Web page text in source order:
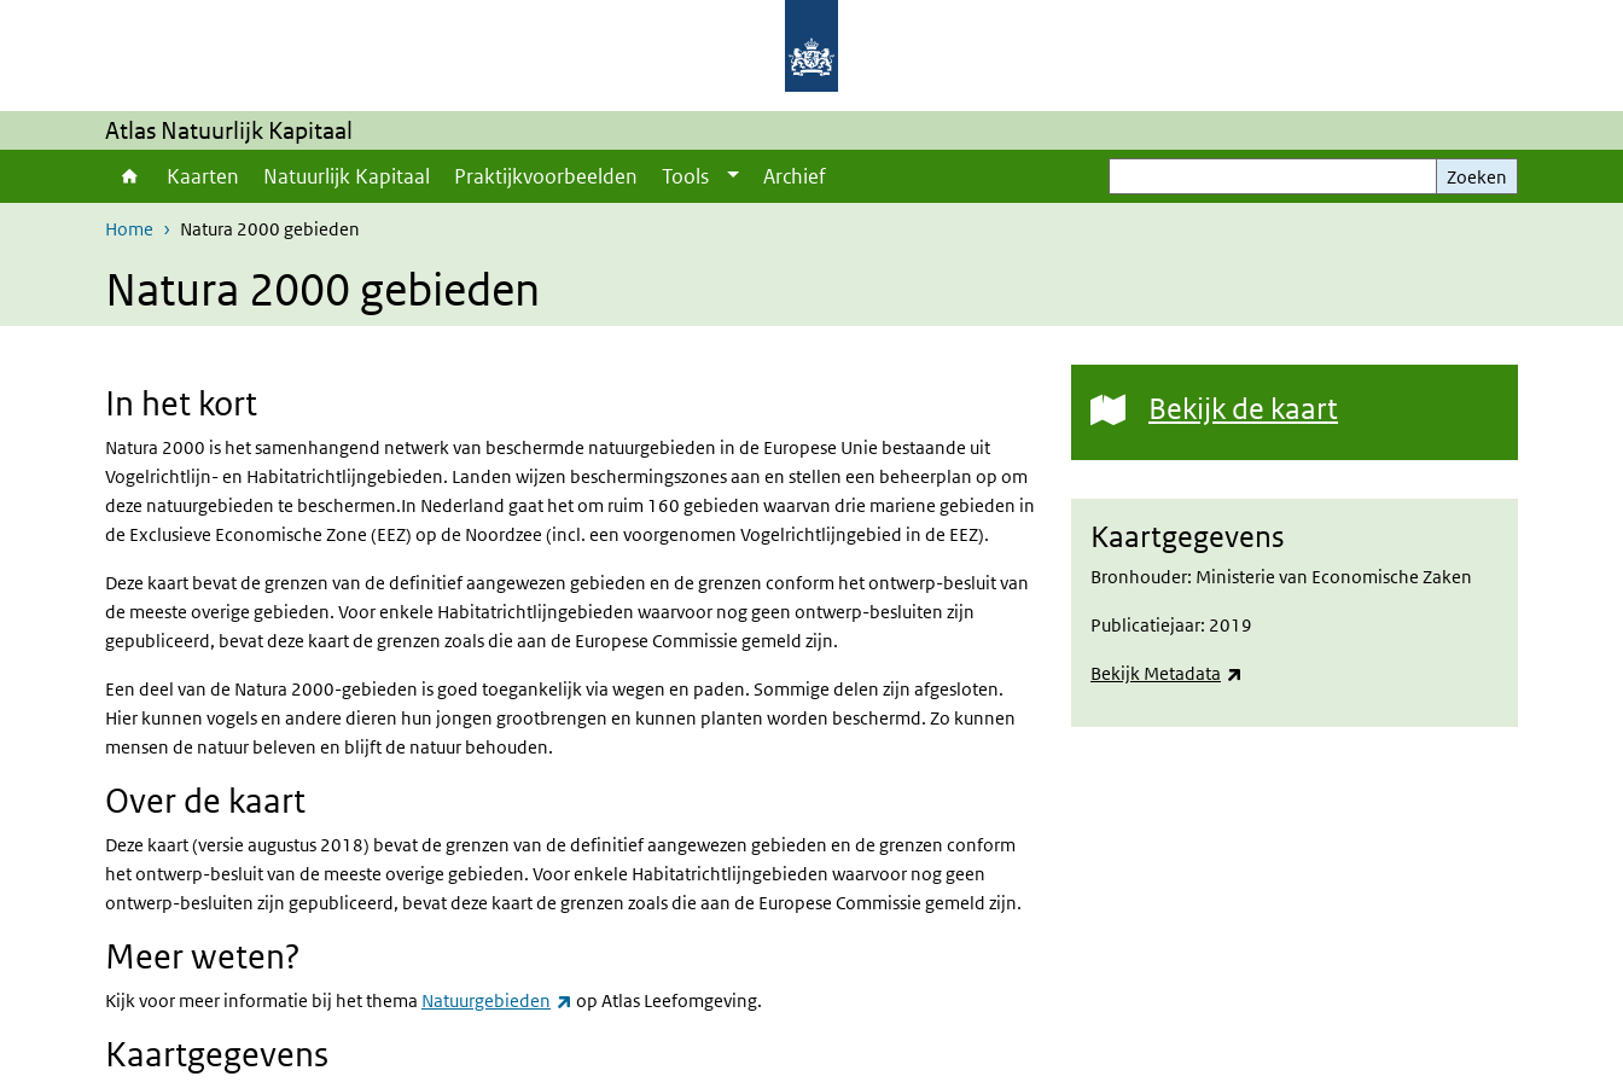
Atlas Natuurlijk Kapitaal
Kaarten Natuurlijk Kapitaal Praktijkvoorbeelden Tools Archief
Zoeken
Zoeken
Home Natura 2000 gebieden
Natura 2000 gebieden
In het kort
Natura 2000 is het samenhangend netwerk van beschermde natuurgebieden in de Europese Unie bestaande uit
Vogelrichtlijn- en Habitatrichtlijngebieden. Landen wijzen beschermingszones aan en stellen een beheerplan op om
deze natuurgebieden te beschermen.In Nederland gaat het om ruim 160 gebieden waarvan drie mariene gebieden in
de Exclusieve Economische Zone (EEZ) op de Noordzee (incl. een voorgenomen Vogelrichtlijngebied in de EEZ).
Deze kaart bevat de grenzen van de definitief aangewezen gebieden en de grenzen conform het ontwerp-besluit van
de meeste overige gebieden. Voor enkele Habitatrichtlijngebieden waarvoor nog geen ontwerp-besluiten zijn
gepubliceerd, bevat deze kaart de grenzen zoals die aan de Europese Commissie gemeld zijn.
Een deel van de Natura 2000-gebieden is goed toegankelijk via wegen en paden. Sommige delen zijn afgesloten.
Hier kunnen vogels en andere dieren hun jongen grootbrengen en kunnen planten worden beschermd. Zo kunnen
mensen de natuur beleven en blijft de natuur behouden.
Over de kaart
Deze kaart (versie augustus 2018) bevat de grenzen van de definitief aangewezen gebieden en de grenzen conform
het ontwerp-besluit van de meeste overige gebieden. Voor enkele Habitatrichtlijngebieden waarvoor nog geen
ontwerp-besluiten zijn gepubliceerd, bevat deze kaart de grenzen zoals die aan de Europese Commissie gemeld zijn.
Meer weten?
Kijk voor meer informatie bij het thema Natuurgebieden (externe link)
op Atlas Leefomgeving.
Kaartgegevens
Bekijk de kaart
Kaartgegevens
Bronhouder: Ministerie van Economische Zaken
Publicatiejaar: 2019
Bekijk Metadata